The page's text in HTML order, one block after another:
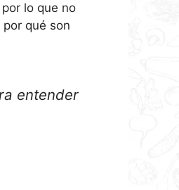
por lo que no
por qué son
entender